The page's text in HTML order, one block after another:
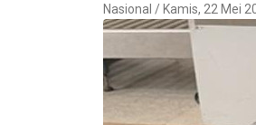
Nasional / Kamis, 22 Mei